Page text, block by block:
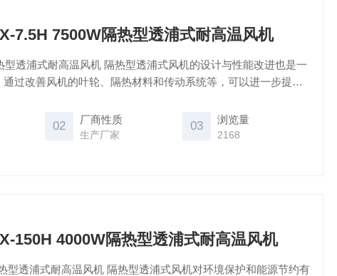
7.5H 7500W隔热型透浦式耐高温风机
型透浦式耐高温风机 隔热型透浦式风机的设计与性能改进也是一
过改善风机的叶轮、隔热材料和传动系统等，可以进一步提高
。
02 厂商性质
生产厂家
03 浏览量
2168
150H 4000W隔热型透浦式耐高温风机
型透浦式耐高温风机 隔热型透浦式风机对环境保护和能源节约有